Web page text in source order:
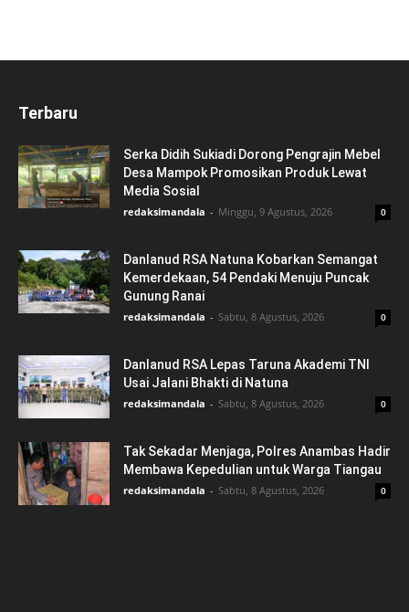
Terbaru
Serka Didih Sukiadi Dorong Pengrajin Mebel
Desa Mampok Promosikan Produk Lewat
Media Sosial
redaksimandala - Minggu, 9 Agustus, 2026 0
Danlanud RSA Natuna Kobarkan Semangat
Kemerdekaan, 54 Pendaki Menuju Puncak
Gunung Ranai
redaksimandala - Sabtu, 8 Agustus, 2026 0
Danlanud RSA Lepas Taruna Akademi TNI
Usai Jalani Bhakti di Natuna
redaksimandala - Sabtu, 8 Agustus, 2026 0
Tak Sekadar Menjaga, Polres Anambas Hadir
Membawa Kepedulian untuk Warga Tiangau
redaksimandala - Sabtu, 8 Agustus, 2026 0